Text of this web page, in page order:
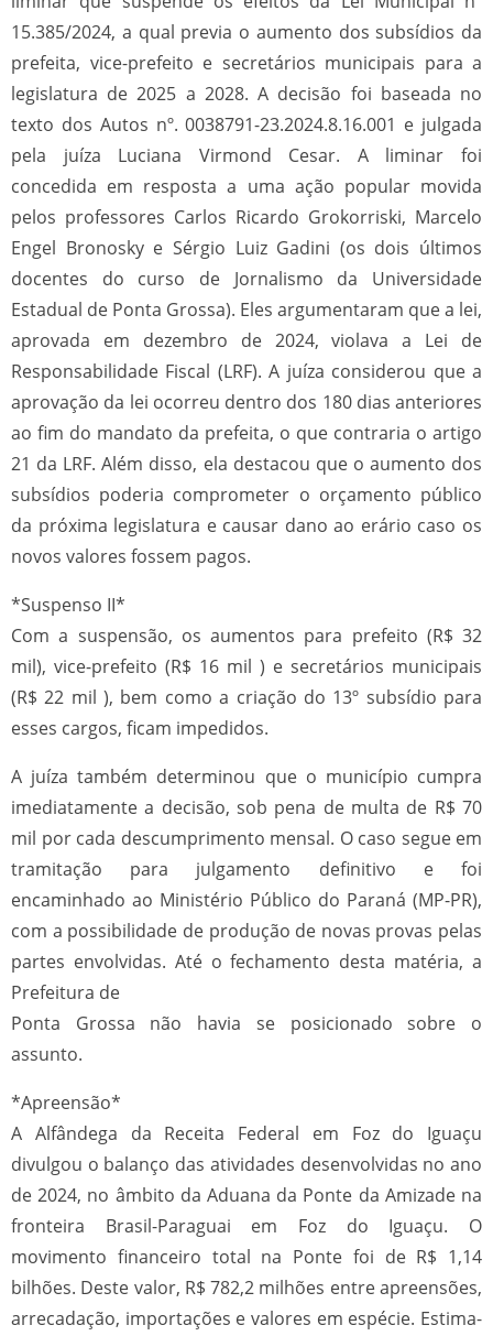
15.385/2024, a qual previa o aumento dos subsídios da
prefeita, vice-prefeito e secretários municipais para a
legislatura de 2025 a 2028. A decisão foi baseada no
texto dos Autos nº. 0038791-23.2024.8.16.001 e julgada
pela juíza Luciana Virmond Cesar. A liminar foi
concedida em resposta a uma ação popular movida
pelos professores Carlos Ricardo Grokorriski, Marcelo
Engel Bronosky e Sérgio Luiz Gadini (os dois últimos
docentes do curso de Jornalismo da Universidade
Estadual de Ponta Grossa). Eles argumentaram que a lei,
aprovada em dezembro de 2024, violava a Lei de
Responsabilidade Fiscal (LRF). A juíza considerou que a
aprovação da lei ocorreu dentro dos 180 dias anteriores
ao fim do mandato da prefeita, o que contraria o artigo
21 da LRF. Além disso, ela destacou que o aumento dos
subsídios poderia comprometer o orçamento público
da próxima legislatura e causar dano ao erário caso os
novos valores fossem pagos.
*Suspenso II*
Com a suspensão, os aumentos para prefeito (R$ 32
mil), vice-prefeito (R$ 16 mil ) e secretários municipais
(R$ 22 mil ), bem como a criação do 13º subsídio para
esses cargos, ficam impedidos.
A juíza também determinou que o município cumpra
imediatamente a decisão, sob pena de multa de R$ 70
mil por cada descumprimento mensal. O caso segue em
tramitação para julgamento definitivo e foi
encaminhado ao Ministério Público do Paraná (MP-PR),
com a possibilidade de produção de novas provas pelas
partes envolvidas. Até o fechamento desta matéria, a
Prefeitura de
Ponta Grossa não havia se posicionado sobre o
assunto.
*Apreensão*
A Alfândega da Receita Federal em Foz do Iguaçu
divulgou o balanço das atividades desenvolvidas no ano
de 2024, no âmbito da Aduana da Ponte da Amizade na
fronteira Brasil-Paraguai em Foz do Iguaçu. O
movimento financeiro total na Ponte foi de R$ 1,14
bilhões. Deste valor, R$ 782,2 milhões entre apreensões,
arrecadação, importações e valores em espécie. Estima-